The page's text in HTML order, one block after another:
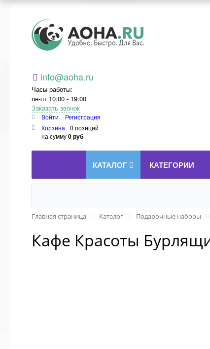
Aoha.ru
info@aoha.ru
Часы работы:
пн-пт 10:00 - 19:00
Заказать звонок
Войти
Регистрация
Корзина
0 позиций
на сумму0 руб
КАТАЛОГ КАТЕГОРИИ
Главная страница Каталог Подарочные наборы
Кафе Красоты